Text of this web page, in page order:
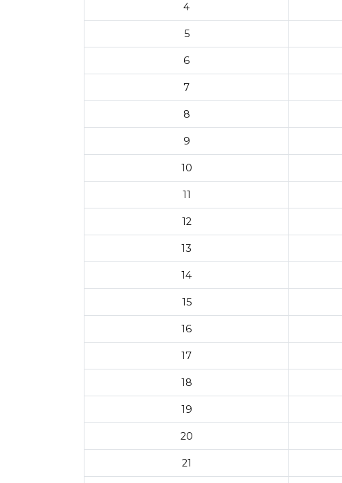
4
5
6
7
8
9
10
11
12
13
14
15
16
17
18
19
20
21